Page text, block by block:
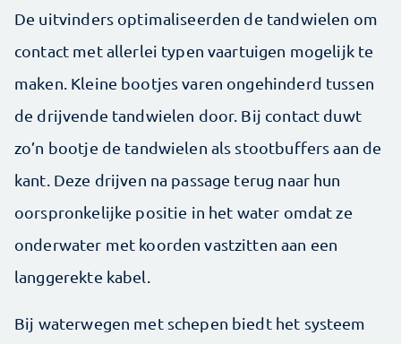
De uitvinders optimaliseerden de tandwielen om
contact met allerlei typen vaartuigen mogelijk te
maken. Kleine bootjes varen ongehinderd tussen
de drijvende tandwielen door. Bij contact duwt
zo’n bootje de tandwielen als stootbuffers aan de
kant. Deze drijven na passage terug naar hun
oorspronkelijke positie in het water omdat ze
onderwater met koorden vastzitten aan een
langgerekte kabel.
Bij waterwegen met schepen biedt het systeem